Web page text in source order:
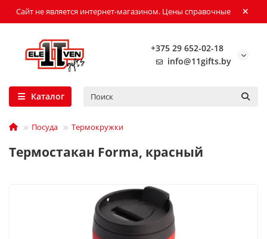
Сайт не является интернет-магазином. Цены справочные
+375 29 652-02-18
info@11gifts.by
Каталог
Посуда Термокружки
Термостакан Forma, красный